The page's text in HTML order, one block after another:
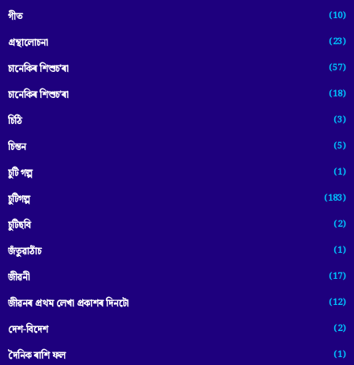
গীত (10)
গ্ৰন্থালোচনা (23)
চানেকিৰ শিশুচ'ৰা (57)
চানেকিৰ শিশুচ’ৰা (18)
চিঠি (3)
চিন্তন (5)
চুটি গল্প (1)
চুটিগল্প (183)
চুটিছবি (2)
জঁতুৱাঠাঁচ (1)
জীৱনী (17)
জীৱনৰ প্ৰথম লেখা প্ৰকাশৰ দিনটো (12)
দেশ-বিদেশ (2)
দৈনিক ৰাশি ফল (1)